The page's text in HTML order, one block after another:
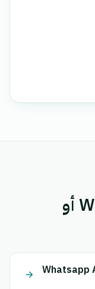
قم بإقران Whatsapp API أو
Whatsapp